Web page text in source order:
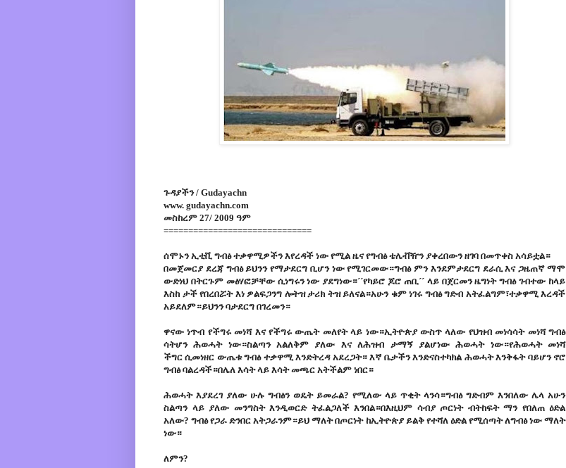
ጉዳያችን / Gudayachn
www. gudayachn.com
መስከረም 27/ 2009 ዓም
==============================
ሰሞኑን ኢቲቪ ግብፅ ተቃዋሚዎችን እየረዳች ነው የሚል ዜና የግብፅ ቴሌቭዥን ያቀረበውን ዘገባ በመጥቀስ አሳይቷል።
በመጀመርያ ደረጃ ግብፅ ይህንን የማታደርግ ቢሆን ነው የሚገርመው።ግብፅ ምን እንደምታደርግ ደራሲ እና ጋዜጠኛ ማሞ
ውድነህ በትርጉም መፅሃፎቻቸው ሲነግሩን ነው ያደግነው።´´የካይሮ ጆሮ ጠቢ´´ ላይ በጀርመን ዜግነት ግብፅ ገብተው ከላይ
እስከ ታች የበረበሯት እነ ዎልፍጋንግ ሎትዝ ታሪክ ትዝ ይለናል።አሁን ቁም ነገሩ ግብፅ ግድብ አትፈልግም፣ተቃዋሚ እረዳች
አይደለም።ይህንን ባታደርግ በገረመን።
ዋናው ነጥብ የችግሩ መነሻ እና የችግሩ ውጤት መለየት ላይ ነው።ኢትዮጵያ ውስጥ ላለው የህዝብ መነሳሳት መነሻ ግብፅ
ሳትሆን ሕወሓት ነው።ስልጣን አልለቅም ያለው እና ለሕዝብ ታማኝ ያልሆነው ሕወሓት ነው።የሕወሓት መነሻ
ችግር ሲመነዘር ውጤቱ ግብፅ ተቃዋሚ እንድትረዳ አደረጋት። እኛ ቤታችን እንድናስተካክል ሕወሓት እንቅፋት ባይሆን ኖሮ
ግብፅ ባልረዳች።በሌለ እሳት ላይ እሳት መጫር አትችልም ነበር።
ሕወሓት እያደረገ ያለው ሁሉ ግብፅን ወዴት ይመራል? የሚለው ላይ ጥቂት ላንሳ።ግብፅ ግድብም እንበለው ሌላ አሁን
ስልጣን ላይ ያለው መንግስት እንዲወርድ ትፈልጋለች እንበል።በእዚህም ሳብያ ጦርነት ብትከፍት ማን የበለጠ ዕድል
አለው? ግብፅ የጋራ ድንበር አትጋራንም።ይህ ማለት በጦርነት ከኢትዮጵያ ይልቅ የተሻለ ዕድል የሚሰጣት ለግብፅ ነው ማለት
ነው።
ለምን?